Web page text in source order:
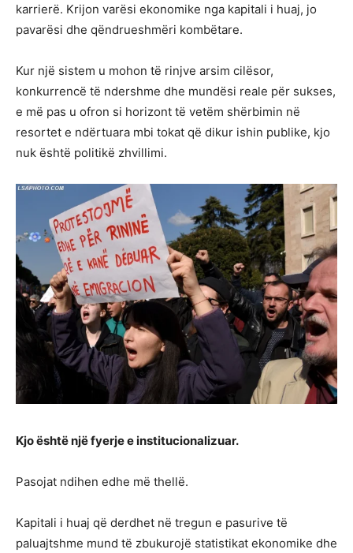
karrierë. Krijon varësi ekonomike nga kapitali i huaj, jo
pavarësi dhe qëndrueshmëri kombëtare.
Kur një sistem u mohon të rinjve arsim cilësor,
konkurrencë të ndershme dhe mundësi reale për sukses,
e më pas u ofron si horizont të vetëm shërbimin në
resortet e ndërtuara mbi tokat që dikur ishin publike, kjo
nuk është politikë zhvillimi.
Kjo është një fyerje e institucionalizuar.
Pasojat ndihen edhe më thellë.
Kapitali i huaj që derdhet në tregun e pasurive të
paluajtshme mund të zbukurojë statistikat ekonomike dhe